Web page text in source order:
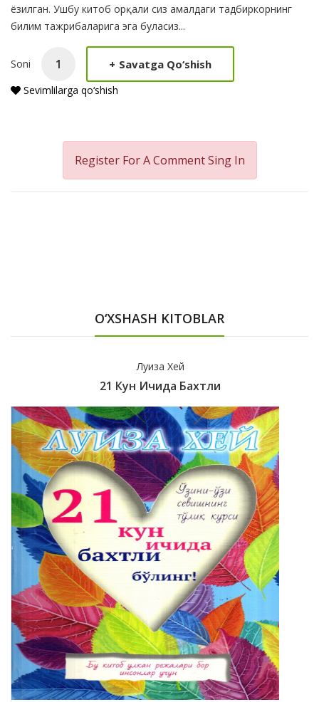
Summery
ёзилган. Ушбу китоб орқали сиз амалдаги тадбиркорнинг
билим тажрибаларига эга буласиз...
Soni + Savatga Qo‘shish
Sevimlilarga qo‘shish
Register For A CommentSing In
O‘XSHASH KITOBLAR
Луиза Хей
21 Кун Ичида Бахтли